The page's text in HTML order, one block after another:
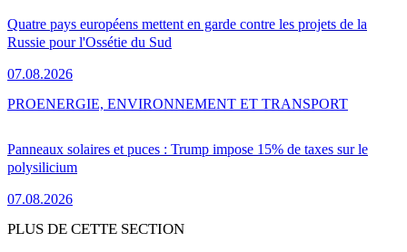
Quatre pays européens mettent en garde contre les projets de la
Russie pour l'Ossétie du Sud
07.08.2026
Panneaux solaires et puces : Trump impose 15% de taxes sur le
polysilicium
07.08.2026
PROENERGIE, ENVIRONNEMENT ET TRANSPORT
PLUS DE CETTE SECTION